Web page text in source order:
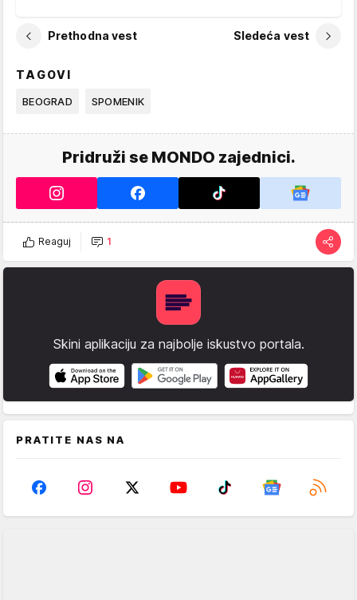
Prethodna vest Sledeća vest
TAGOVI
BEOGRAD SPOMENIK
Pridruži se MONDO zajednici.
Reaguj 1
Skini aplikaciju za najbolje iskustvo portala.
PRATITE NAS NA